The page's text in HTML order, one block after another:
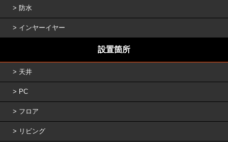
防水
インヤーイヤー
設置箇所
天井
PC
フロア
リビング